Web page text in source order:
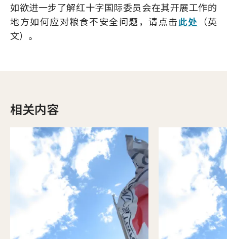
如欲进一步了解红十字国际委员会在其开展工作的
地方如何应对粮食不安全问题，请点击此处 （英
文）。
相关内容